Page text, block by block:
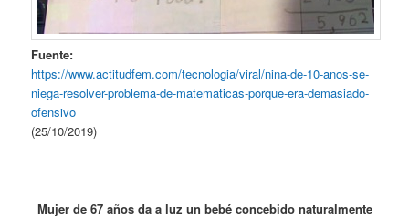
Fuente:
https://www.actitudfem.com/tecnologia/viral/nina-de-10-anos-se-
niega-resolver-problema-de-matematicas-porque-era-demasiado-
ofensivo
(25/10/2019)
Mujer de 67 años da a luz un bebé concebido naturalmente